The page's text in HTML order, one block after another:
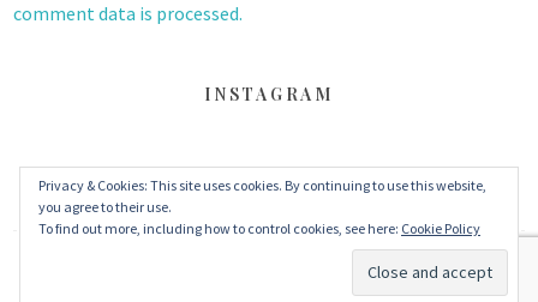
comment data is processed.
INSTAGRAM
FACEBOOK TWITTER INSTAGRAM
MinaLite theme by ZThemes
Privacy & Cookies: This site uses cookies. By continuing to use this website,
you agree to their use.
To find out more, including how to control cookies, see here: Cookie Policy